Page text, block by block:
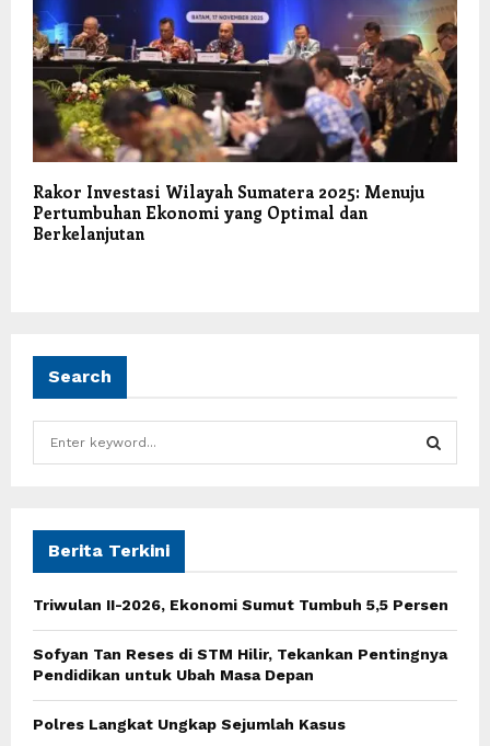
Rakor Investasi Wilayah Sumatera 2025: Menuju
Pertumbuhan Ekonomi yang Optimal dan
Berkelanjutan
Search
f
r
C
H
Berita Terkini
Triwulan II-2026, Ekonomi Sumut Tumbuh 5,5 Persen
Sofyan Tan Reses di STM Hilir, Tekankan Pentingnya
Pendidikan untuk Ubah Masa Depan
Polres Langkat Ungkap Sejumlah Kasus